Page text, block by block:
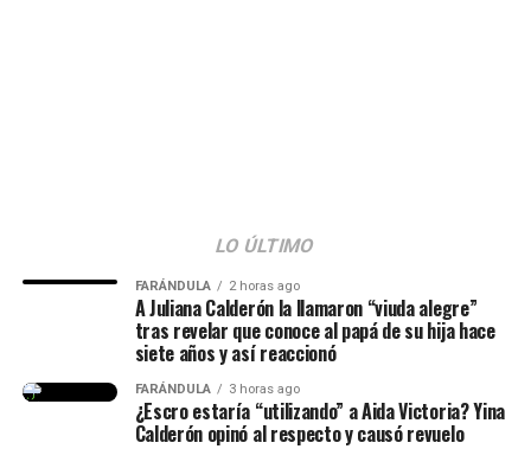
Lee también: “Mi barriga quedó así, tengo
semanas después de dar a luz
Westcolcontó que ha buscado soluciones
médicas e incluso contempló la posibilidad de
someterse a una circuncisión.No obstante, explicó
qué ha frenado esa decisión por algo en concreto.
LO ÚLTIMO
FARÁNDULA 2 horas ago
A Juliana Calderón la llamaron “viuda alegre”
tras revelar que conoce al papá de su hija hace
siete años y así reaccionó
FARÁNDULA 3 horas ago
¿Escro estaría “utilizando” a Aida Victoria? Yina
Calderón opinó al respecto y causó revuelo